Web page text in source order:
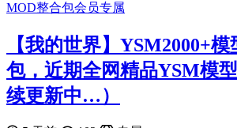
MOD整合包会员专属
【我的世界】YSM2000+
包，近期全网精品YSM模
续更新中…）